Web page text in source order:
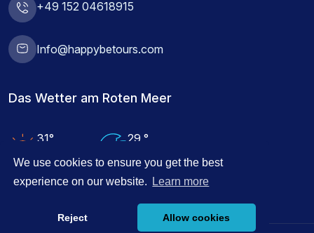
We use cookies to ensure you get the best
experience on our website.
Learn more
Reject Allow cookies
+49 152 04618915
Info@happybetours.com
Das Wetter am Roten Meer
31°
Lufttemperatur
29 °
Wassertemperatur